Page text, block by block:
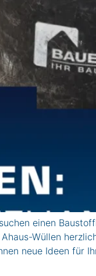
einen
Wüllen
neue Ideen für